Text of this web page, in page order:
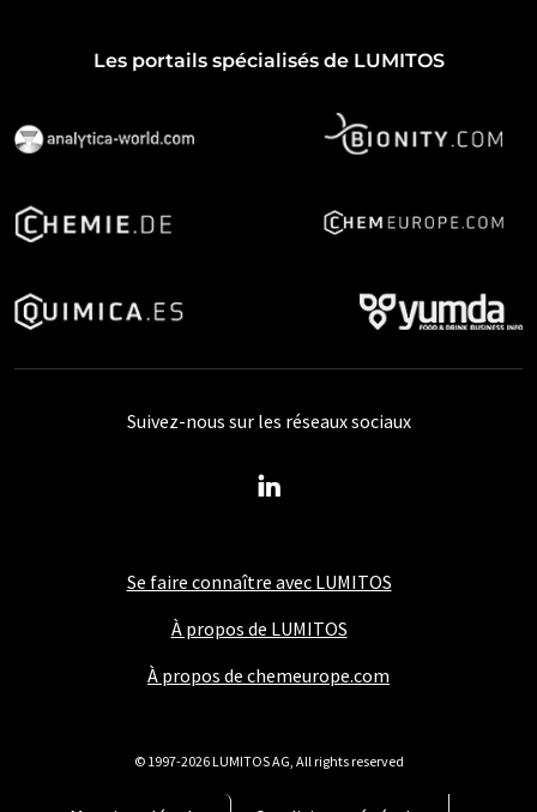
Les portails spécialisés de LUMITOS
Se faire connaître avec LUMITOS
À propos de LUMITOS
À propos de chemeurope.com
Suivez-nous sur les réseaux sociaux
© 1997-2026 LUMITOS AG, All rights reserved